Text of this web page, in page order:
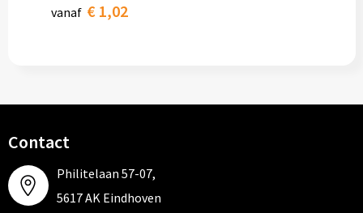
vanaf € 1,02
Contact
Philitelaan 57-07,
5617 AK Eindhoven